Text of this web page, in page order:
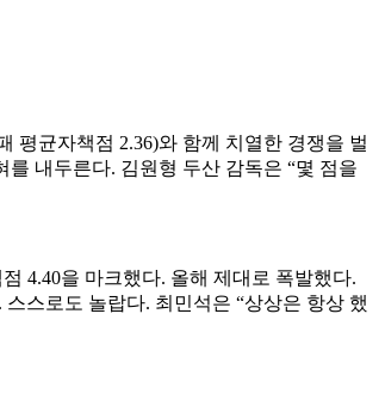
평균자책점 2.36)와 함께 치열한 경쟁을 벌
내두른다. 김원형 두산 감독은 “몇 점을
4.40을 마크했다. 올해 제대로 폭발했다.
스로도 놀랍다. 최민석은 “상상은 항상 했